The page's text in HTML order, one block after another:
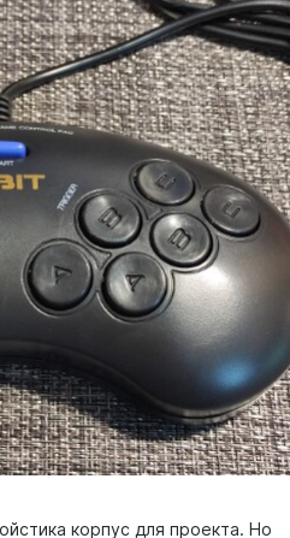
корпус для проекта. Но